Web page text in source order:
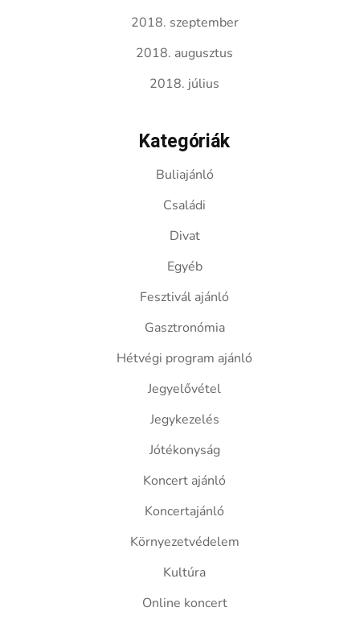
2018. szeptember
2018. augusztus
2018. július
Kategóriák
Buliajánló
Családi
Divat
Egyéb
Fesztivál ajánló
Gasztronómia
Hétvégi program ajánló
Jegyelővétel
Jegykezelés
Jótékonyság
Koncert ajánló
Koncertajánló
Környezetvédelem
Kultúra
Online koncert